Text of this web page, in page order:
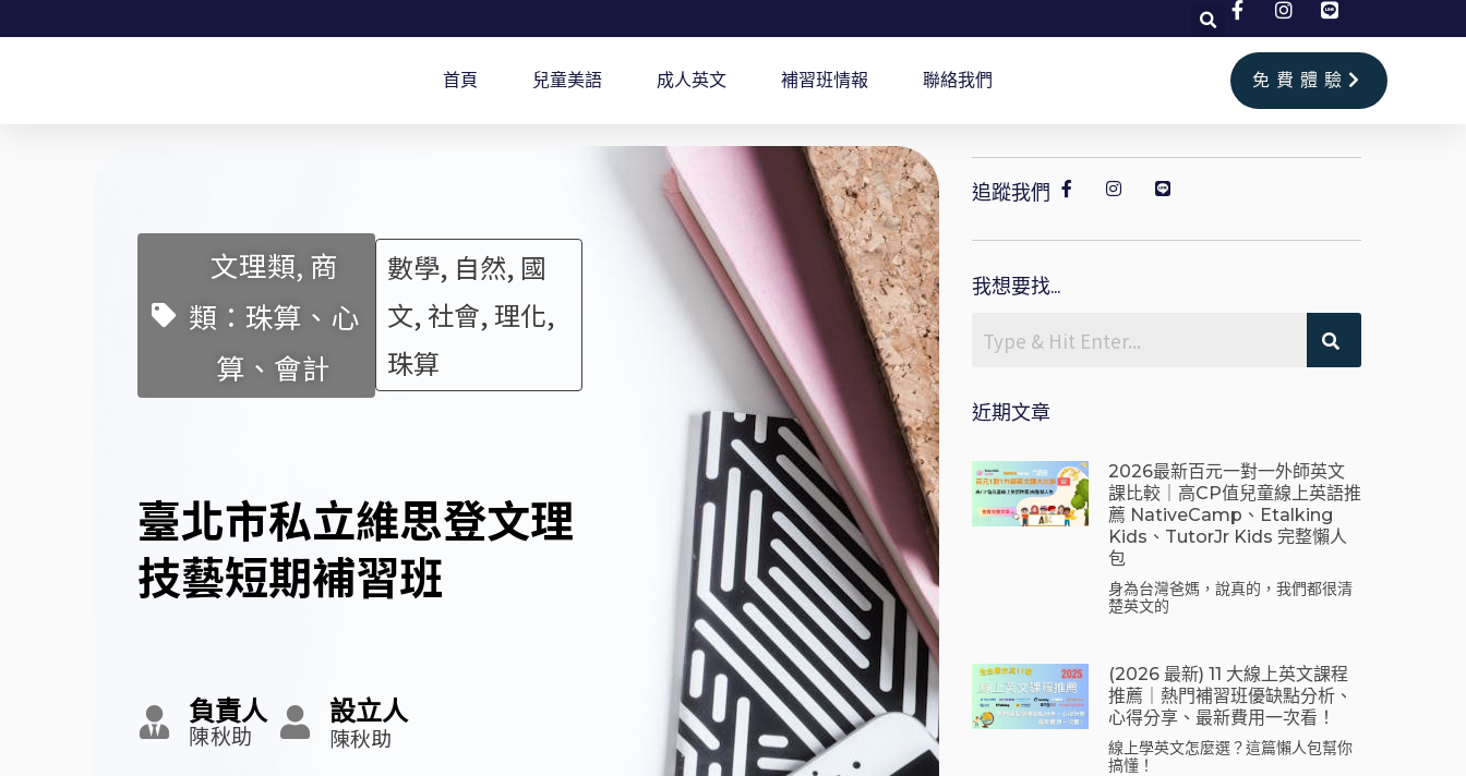
首頁 兒童美語 成人英文 補習班情報 聯絡我們 免費體驗
文理類, 商
類：珠算、心
算、會計
數學, 自然, 國
文, 社會, 理化,
珠算
臺北市私立維思登文理
技藝短期補習班
負責人
陳秋助
設立人
陳秋助
追蹤我們
我想要找...
近期文章
2026最新百元一對一外師英文
課比較｜高CP值兒童線上英語推
薦 NativeCamp、Etalking
Kids、tutorJr Kids 完整懶人
包
身為台灣爸媽，說真的，我們都很清
楚英文的
(2026 最新) 11 大線上英文課程
推薦｜熱門補習班優缺點分析、
心得分享、最新費用一次看！
線上學英文怎麼選？這篇懶人包幫你
搞懂！